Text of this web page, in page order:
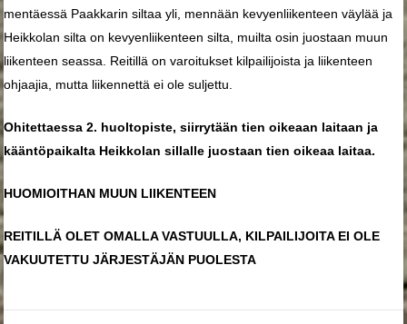
mentäessä Paakkarin siltaa yli, mennään kevyenliikenteen väylää ja
Heikkolan silta on kevyenliikenteen silta, muilta osin juostaan muun
liikenteen seassa. Reitillä on varoitukset kilpailijoista ja liikenteen
ohjaajia, mutta liikennettä ei ole suljettu.
Ohitettaessa 2. huoltopiste, siirrytään tien oikeaan laitaan ja
kääntöpaikalta Heikkolan sillalle juostaan tien oikeaa laitaa.
HUOMIOITHAN MUUN LIIKENTEEN
REITILLÄ OLET OMALLA VASTUULLA, KILPAILIJOITA EI OLE
VAKUUTETTU JÄRJESTÄJÄN PUOLESTA